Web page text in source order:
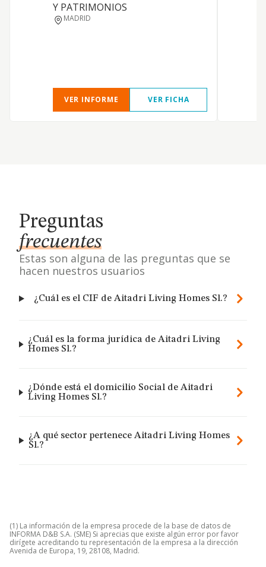
Y PATRIMONIOS
MADRID
VER INFORME VER FICHA
Preguntas
frecuentes
Estas son alguna de las preguntas que se
hacen nuestros usuarios
¿Cuál es el CIF de Aitadri Living Homes Sl.?
¿Cuál es la forma jurídica de Aitadri Living
Homes Sl.?
¿Dónde está el domicilio Social de Aitadri
Living Homes Sl.?
¿A qué sector pertenece Aitadri Living Homes
Sl.?
(1) La información de la empresa procede de la base de datos de
INFORMA D&B S.A. (SME) Si aprecias que existe algún error por favor
dirígete acreditando tu representación de la empresa a la dirección
Avenida de Europa, 19, 28108, Madrid.